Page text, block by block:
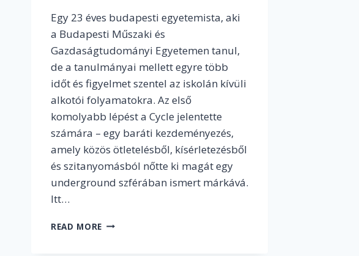
Egy 23 éves budapesti egyetemista, aki
a Budapesti Műszaki és
Gazdaságtudományi Egyetemen tanul,
de a tanulmányai mellett egyre több
időt és figyelmet szentel az iskolán kívüli
alkotói folyamatokra. Az első
komolyabb lépést a Cycle jelentette
számára – egy baráti kezdeményezés,
amely közös ötletelésből, kísérletezésből
és szitanyomásból nőtte ki magát egy
underground szférában ismert márkává.
Itt…
READ MORE INTERJÚ